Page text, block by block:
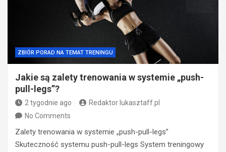
ZBIÓR PORAD NA TEMAT TRENINGU
Jakie są zalety trenowania w systemie „push-
pull-legs”?
2 tygodnie ago
Redaktor lukasztaff.pl
No Comments
Zalety trenowania w systemie „push-pull-legs”
Skuteczność systemu push-pull-legs System treningowy